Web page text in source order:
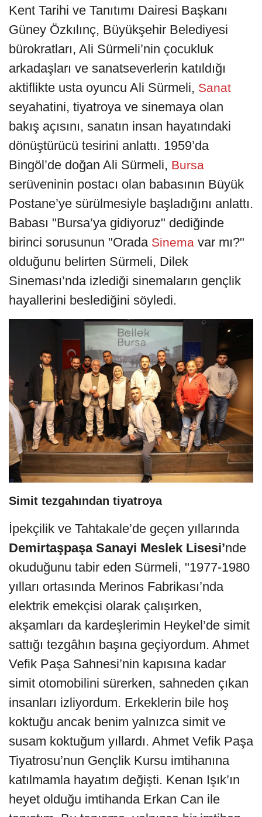
Kent Tarihi ve Tanıtımı Dairesi Başkanı
Güney Özkılınç, Büyükşehir Belediyesi
bürokratları, Ali Sürmeli’nin çocukluk
arkadaşları ve sanatseverlerin katıldığı
aktiflikte usta oyuncu Ali Sürmeli, Sanat
seyahatini, tiyatroya ve sinemaya olan
bakış açısını, sanatın insan hayatındaki
dönüştürücü tesirini anlattı. 1959’da
Bingöl’de doğan Ali Sürmeli, Bursa
serüveninin postacı olan babasının Büyük
Postane’ye sürülmesiyle başladığını anlattı.
Babası "Bursa’ya gidiyoruz" dediğinde
birinci sorusunun "Orada Sinema var mı?"
olduğunu belirten Sürmeli, Dilek
Sineması’nda izlediği sinemaların gençlik
hayallerini beslediğini söyledi.
Simit tezgahından tiyatroya
İpekçilik ve Tahtakale’de geçen yıllarında
Demirtaşpaşa Sanayi Meslek Lisesi’nde
okuduğunu tabir eden Sürmeli, "1977-1980
yılları ortasında Merinos Fabrikası’nda
elektrik emekçisi olarak çalışırken,
akşamları da kardeşlerimin Heykel’de simit
sattığı tezgâhın başına geçiyordum. Ahmet
Vefik Paşa Sahnesi’nin kapısına kadar
simit otomobilini sürerken, sahneden çıkan
insanları izliyordum. Erkeklerin bile hoş
koktuğu ancak benim yalnızca simit ve
susam koktuğum yıllardı. Ahmet Vefik Paşa
Tiyatrosu’nun Gençlik Kursu imtihanına
katılmamla hayatım değişti. Kenan Işık’ın
heyet olduğu imtihanda Erkan Can ile